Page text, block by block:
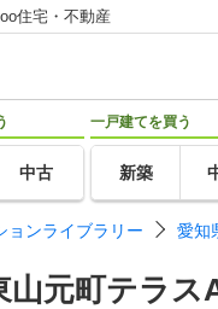
住宅・不動産
中古
一戸建てを買う
新築
ョンライブラリー 愛知
山元町テラス